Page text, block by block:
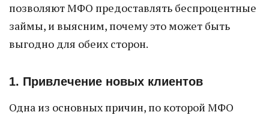
позволяют МФО предоставлять беспроцентные
займы, и выясним, почему это может быть
выгодно для обеих сторон.
1. Привлечение новых клиентов
Одна из основных причин, по которой МФО